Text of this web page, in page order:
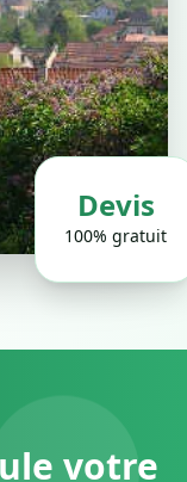
Devis
100% gratuit
votre